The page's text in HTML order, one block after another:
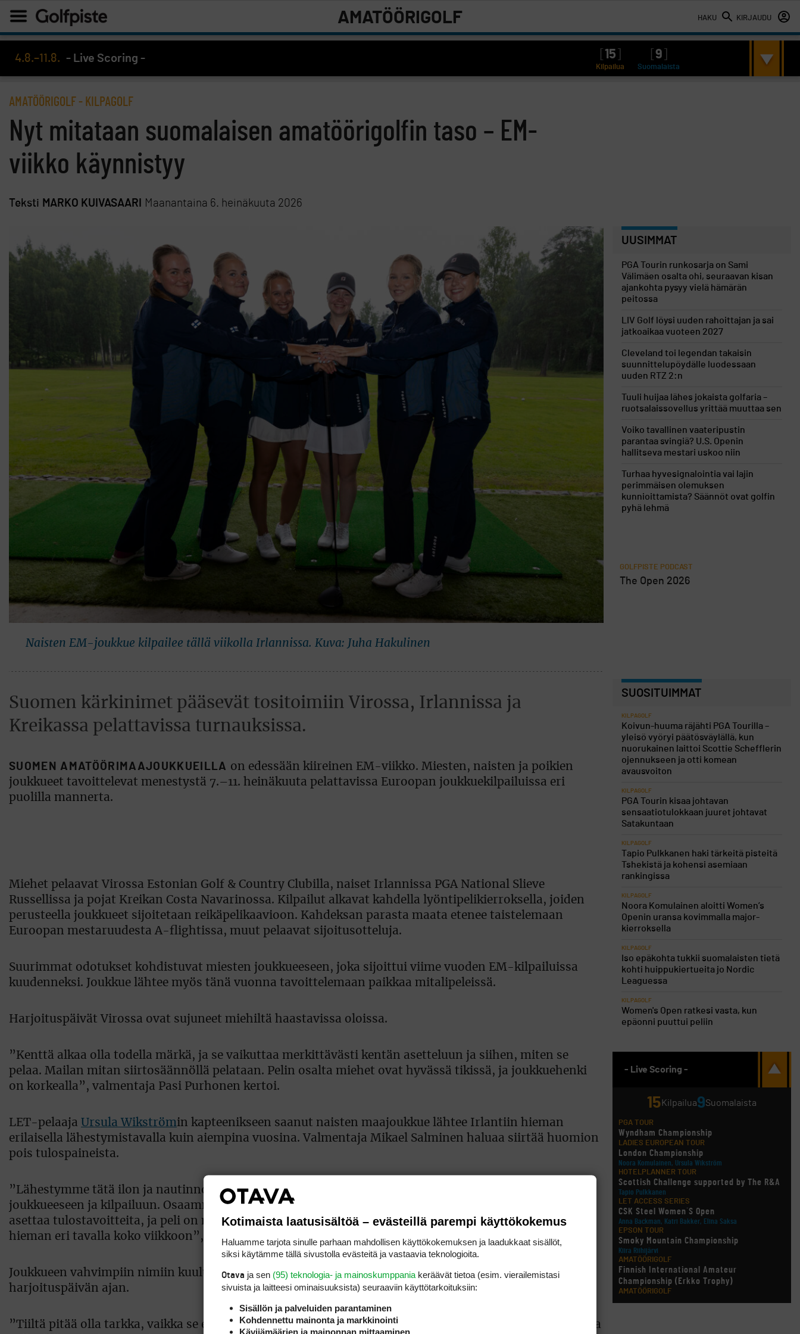
HAKU KIRJAUDU
AMATÖÖRIGOLF
4.8.–11.8. - Live Scoring - 15 9
Kilpailua Suomalaista
AMATÖÖRIGOLF - KILPAGOLF
Nyt mitataan suomalaisen amatöörigolfin taso – EM-
viikko käynnistyy
Teksti MARKO KUIVASAARI Maanantaina 6. heinäkuuta 2026
Naisten EM-joukkue kilpailee tällä viikolla Irlannissa. Kuva: Juha Hakulinen
Suomen kärkinimet pääsevät tositoimiin Virossa, Irlannissa ja
Kreikassa pelattavissa turnauksissa.
SUOMEN AMATÖÖRIMAAJOUKKUEILLA on edessään kiireinen EM-viikko. Miesten, naisten ja poikien
joukkueet tavoittelevat menestystä 7.–11. heinäkuuta pelattavissa Euroopan joukkuekilpailuissa eri
puolilla mannerta.
Miehet pelaavat Virossa Estonian Golf & Country Clubilla, naiset Irlannissa PGA National Slieve
Russellissa ja pojat Kreikan Costa Navarinossa. Kilpailut alkavat kahdella lyöntipelikierroksella, joiden
perusteella joukkueet sijoitetaan reikäpelikaavioon. Kahdeksan parasta maata etenee taistelemaan
Euroopan mestaruudesta A-flightissa, muut pelaavat sijoitusotteluja.
Suurimmat odotukset kohdistuvat miesten joukkueeseen, joka sijoittui viime vuoden EM-kilpailuissa
kuudenneksi. Joukkue lähtee myös tänä vuonna tavoittelemaan paikkaa mitalipeleissä.
Harjoituspäivät Virossa ovat sujuneet miehiltä haastavissa oloissa.
”Kenttä alkaa olla todella märkä, ja se vaikuttaa merkittävästi kentän asetteluun ja siihen, miten se
pelaa. Mailan mitan siirtosäännöllä pelataan. Pelin osalta miehet ovat hyvässä tikissä, ja joukkuehenki
on korkealla”, valmentaja Pasi Purhonen kertoi.
LET-pelaaja Ursula Wikströmin kapteenikseen saanut naisten maajoukkue lähtee Irlantiin hieman
erilaisella lähestymistavalla kuin aiempina vuosina. Valmentaja Mikael Salminen haluaa siirtää huomion
pois tulospaineista.
”Lähestymme tätä ilon ja nautinnon kautta. Tämä on ainutlaatuinen tilaisuus päästä tällaiseen
joukkueeseen ja kilpailuun. Osaamme nauttia hetkestä. Viime vuosina on ehkä vähän liikaa yritetty
asettaa tulostavoitteita, ja peli on mennyt liikaa mailan puristamiseksi. Nyt lähdemme asennoitumaan
hieman eri tavalla koko viikkoon”, hän sanoi.
Joukkueen vahvimpiin nimiin kuuluva Ada Huhtala on ehtinyt tutustua kisakenttään muutaman
harjoituspäivän ajan.
”Tiiltä pitää olla tarkka, vaikka se ei mikään superkireä olekaan. Lähestymiset pitää pelata fiksusti, koska
UUSIMMAT
PGA Tourin runkosarja on Sami
Välimäen osalta ohi, seuraavan kisan
ajankohta pysyy vielä hämärän
peitossa
LIV Golf löysi uuden rahoittajan ja sai
jatkoaikaa vuoteen 2027
Cleveland toi legendan takaisin
suunnittelupöydälle luodessaan
uuden RTZ 2:n
Tuuli huijaa lähes jokaista golfaria –
ruotsalaissovellus yrittää muuttaa sen
Voiko tavallinen vaateripustin
parantaa svingiä? U.S. Openin
hallitseva mestari uskoo niin
Turhaa hyvesignalointia vai lajin
perimmäisen olemuksen
kunnioittamista? Säännöt ovat golfin
pyhä lehmä
GOLFPISTE PODCAST
The Open 2026
SUOSITUIMMAT
KILPAGOLF
Koivun-huuma räjähti PGA Tourilla –
yleisö vyöryi päätösväylällä, kun
nuorukainen laittoi Scottie Schefflerin
ojennukseen ja otti komean
avausvoiton
KILPAGOLF
PGA Tourin kisaa johtavan
sensaatiotulokkaan juuret johtavat
Satakuntaan
KILPAGOLF
Tapio Pulkkanen haki tärkeitä pisteitä
Tshekistä ja kohensi asemiaan
rankingissa
KILPAGOLF
Noora Komulainen aloitti Women’s
Openin uransa kovimmalla major-
kierroksella
KILPAGOLF
Iso epäkohta tukkii suomalaisten tietä
kohti huippukiertueita jo Nordic
Leaguessa
KILPAGOLF
Women's Open ratkesi vasta, kun
epäonni puuttui peliin
- Live Scoring -
15Kilpailua9Suomalaista
PGA TOUR
Wyndham Championship
LADIES EUROPEAN TOUR
London Championship
Noora Komulainen, Ursula Wikström
HOTELPLANNER TOUR
Scottish Challenge supported by The R&A
Tapio Pulkkanen
LET ACCESS SERIES
CSK Steel Women´S Open
Anna Backman, Katri Bakker, Elina Saksa
EPSON TOUR
Smoky Mountain Championship
Kiira Riihijärvi
AMATÖÖRIGOLF
Finnish International Amateur
Championship (Erkko Trophy)
AMATÖÖRIGOLF
Finnish International Ladies' Amateur
Kotimaista laatusisältöä – evästeillä parempi käyttökokemus
Haluamme tarjota sinulle parhaan mahdollisen käyttökokemuksen ja laadukkaat sisällöt,
siksi käytämme tällä sivustolla evästeitä ja vastaavia teknologioita.
Otava ja sen (95) teknologia- ja mainoskumppania keräävät tietoa (esim. vierailemis­tasi
sivuista ja laitteesi ominaisuuk­sista) seuraaviin käyttötarkoituksiin:
Sisällön ja palveluiden parantaminen
Kohdennettu mainonta ja markkinointi
Kävijämäärien ja mainonnan mittaaminen